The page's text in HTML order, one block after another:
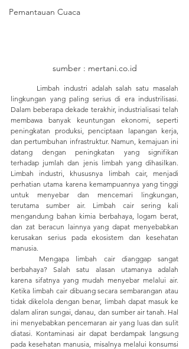
Pemantauan Cuaca
sumber : mertani.co.id
lingkungan yang paling serius di era industrilisasi.
Dalam beberapa dekade terakhir, industrialisasi telah
membawa banyak keuntungan ekonomi, seperti
peningkatan produksi, penciptaan lapangan kerja,
dan pertumbuhan infrastruktur. Namun, kemajuan ini
datang dengan peningkatan yang signifikan
terhadap jumlah dan jenis limbah yang dihasilkan.
Limbah industri, khususnya limbah cair, menjadi
perhatian utama karena kemampuannya yang tinggi
untuk menyebar dan mencemari lingkungan,
terutama sumber air. Limbah cair sering kali
mengandung bahan kimia berbahaya, logam berat,
dan zat beracun lainnya yang dapat menyebabkan
kerusakan serius pada ekosistem dan kesehatan
manusia.
berbahaya? Salah satu alasan utamanya adalah
karena sifatnya yang mudah menyebar melalui air.
Ketika limbah cair dibuang secara sembarangan atau
tidak dikelola dengan benar, limbah dapat masuk ke
dalam aliran sungai, danau, dan sumber air tanah. Hal
ini menyebabkan pencemaran air yang luas dan sulit
diatasi. Kontaminasi air dapat berdampak langsung
pada kesehatan manusia, misalnya melalui konsumsi